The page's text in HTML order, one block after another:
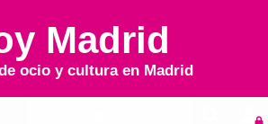
Madrid
ocio y cultura en Madrid